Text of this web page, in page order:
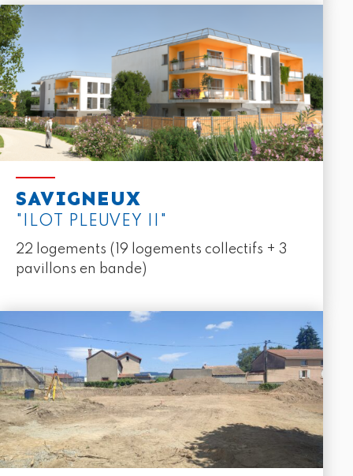
SAVIGNEUX
"ILOT PLEUVEY II"
22 logements (19 logements collectifs + 3
pavillons en bande)